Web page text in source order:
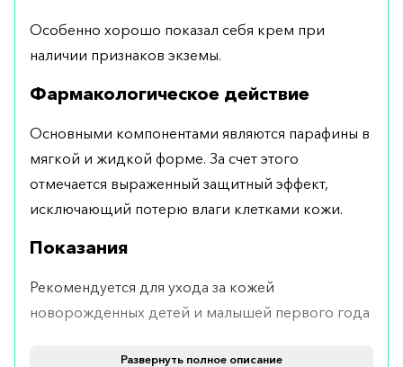
Особенно хорошо показал себя крем при
наличии признаков экземы.
Фармакологическое действие
Основными компонентами являются парафины в
мягкой и жидкой форме. За счет этого
отмечается выраженный защитный эффект,
исключающий потерю влаги клетками кожи.
Показания
Рекомендуется для ухода за кожей
новорожденных детей и малышей первого года
избыточного шелушения и зуда.
Развернуть полное описание